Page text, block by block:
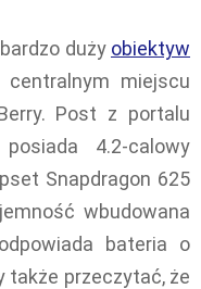
duży obiektyw
miejscu
Post z portalu
4.2-calowy
Snapdragon 625
wbudowana
bateria o
także przeczytać, że